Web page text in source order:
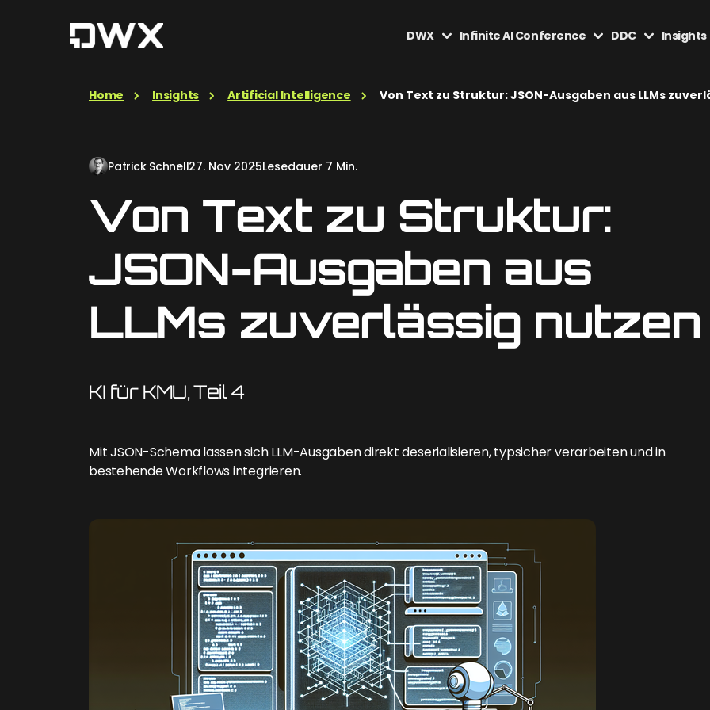
DWX Infinite AI Conference DDC Insights
Home Insights Artificial Intelligence Von Text zu Struktur: JSON-Ausgaben aus LLMs
Patrick Schnell27. Nov 2025Lesedauer 7 Min.
Von Text zu Struktur:
JSON-Ausgaben aus
LLMs zuverlässig nutzen
KI für KMU, Teil 4
Mit JSON-Schema lassen sich LLM-Ausgaben direkt deserialisieren, typsicher verarbeiten und in
bestehende Workflows integrieren.